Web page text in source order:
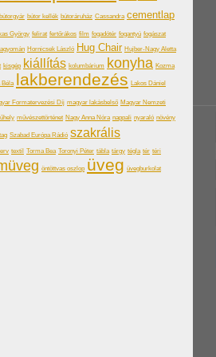
bútorgyár bútor kellék bútoráruház Cassandra cementlap
György felirat fertőrákos film fogadótér fogantyú fogászat
Hornicsek László Hug Chair Hujber-Nagy Aletta
kisgép kiállítás kolumbárium konyha Kozma
Béla lakberendezés Lakos Dániel
Formatervezési Díj magyar lakásbelső Magyar Nemzeti
művészettörténet Nagy Anna Nóra nappali nyaraló növény
Szabad Európa Rádió szakrális
textil Torma Bea Toronyi Péter tábla tárgy tégla tér téri
öntöttvas oszlop üveg üvegburkolat